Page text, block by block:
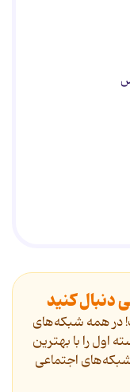
دنبال کنید
در همه شبکه‌های
اول را با بهترین
شبکه‌های اجتماعی